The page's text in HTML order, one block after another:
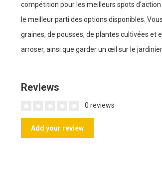
compétition pour les meilleurs spots
le meilleur parti des options disponibles.
graines, de pousses, de plantes cultivées et
arroser, ainsi que garder un œil sur le jardinier.
Reviews
0 reviews
Add your review